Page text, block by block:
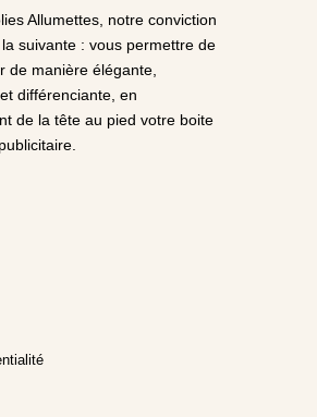
Allumettes, notre conviction
suivante : vous permettre de
de manière élégante,
différenciante, en
de la tête au pied votre boite